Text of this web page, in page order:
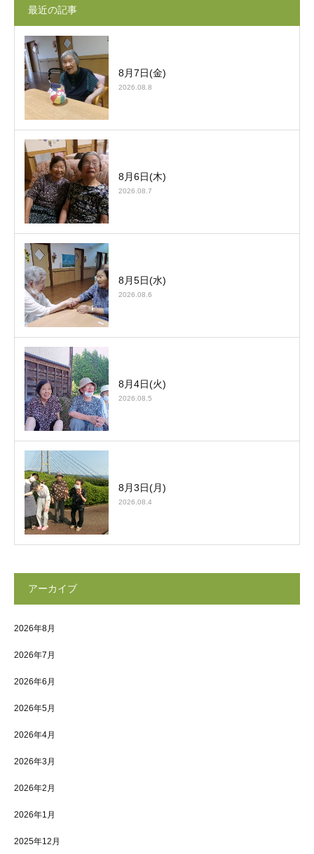
最近の記事
8月7日(金)
2026.08.8
8月6日(木)
2026.08.7
8月5日(水)
2026.08.6
8月4日(火)
2026.08.5
8月3日(月)
2026.08.4
アーカイブ
2026年8月
2026年7月
2026年6月
2026年5月
2026年4月
2026年3月
2026年2月
2026年1月
2025年12月